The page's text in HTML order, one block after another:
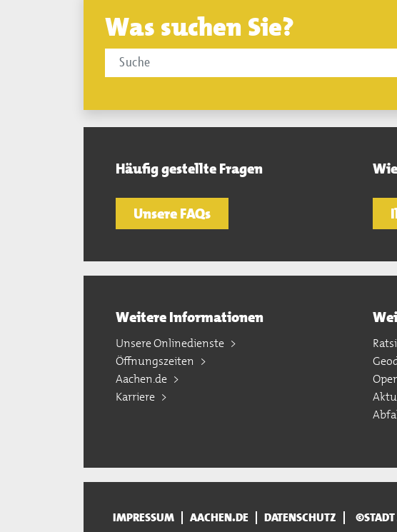
Was suchen Sie?
Häufig gestellte Fragen
Unsere FAQs
Weitere Informationen
Unsere Onlinedienste
Öffnungszeiten
Aachen.de
Karriere
IMPRESSUM AACHEN.DE DATENSCHUTZ